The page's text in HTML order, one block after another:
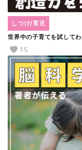
世界中の子育てを試して
しつけ/育児
15